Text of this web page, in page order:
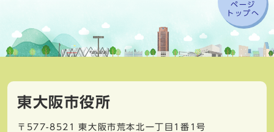
ページ
トップへ
東大阪市役所
〒577-8521 東大阪市荒本北一丁目1番1号